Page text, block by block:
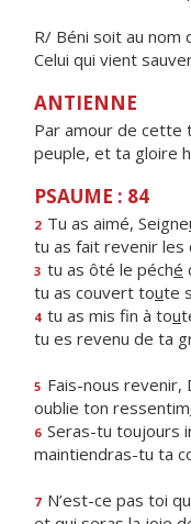
R/ Béni soit au nom
Celui qui vient
ANTIENNE
Par amour de cette
peuple, et ta gloire
PSAUME : 84
2 Tu as aimé, Seigne
tu as fait revenir
3 tu as ôté le péché
tu as couvert toute
4 tu as mis fin à tou
tu es revenu de ta
5 Fais-nous revenir,
oublie ton ressentim
6 Seras-tu toujours
maintiendras-tu ta
7 N’est-ce pas toi